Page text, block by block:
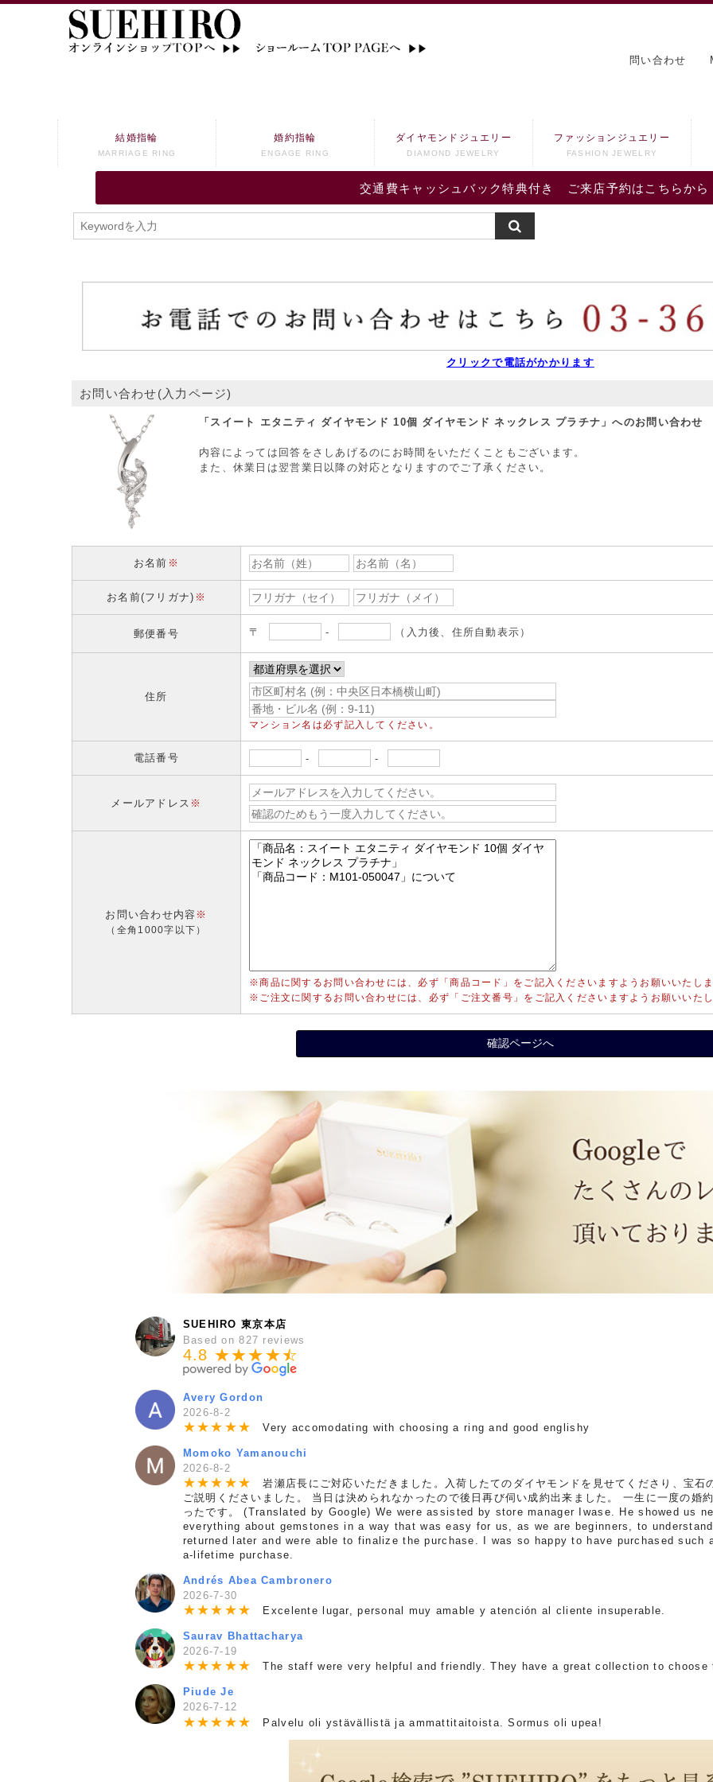
問い合わせ
交通費キャッシュバック特典付き ご来店予約はこちらから
結婚指輪
MARRIAGE RING
婚約指輪
ENGAGE RING
ダイヤモンドジュエリー
DIAMOND JEWELRY
ファッションジュエリー
FASHION JEWELRY
クリックで電話がかかります
お問い合わせ(入力ページ)
「スイート エタニティ ダイヤモンド 10個 ダイヤモンド ネックレス プラチナ」へのお問い合わせ
内容によっては回答をさしあげるのにお時間をいただくこともございます。
また、休業日は翌営業日以降の対応となりますのでご了承ください。
お名前 ※
お名前(フリガナ) ※
郵便番号 〒 - （入力後、住所自動表示）
住所
マンション名は必ず記入してください。
電話番号 - -
メールアドレス ※
お問い合わせ内容 ※
（全角1000字以下）
※商品に関するお問い合わせには、必ず「商品コード」をご記入くださいますようお願いいたしま
※ご注文に関するお問い合わせには、必ず「ご注文番号」をご記入くださいますようお願いいたし
SUEHIRO 東京本店
Based on 827 reviews
4.8 ★★★★★
☆
Avery Gordon
2026-8-2
★★★ ★★ Very accomodating with choosing a ring and good englishy
Momoko Yamanouchi
2026-8-2
★★★ ★★
岩瀬店長にご対応いただきました。入荷したてのダイヤモンドを見せてくださり、宝石
ご説明くださいました。 当日は決められなかったので後日再び伺い成約出来ました。 一生に一度の婚
ったです。 (Translated by Google) We were assisted by store manager Iwase. He showed us
everything about gemstones in a way that was easy for us, as we are beginners, to
returned later and were able to finalize the purchase. I was so happy to have purchased such
a-lifetime purchase.
Andrés Abea Cambronero
2026-7-30
★★★ ★★ Excelente lugar, personal muy amable y atención al cliente insuperable.
Saurav Bhattacharya
2026-7-19
★★★ ★★ The staff were very helpful and friendly. They have a great collection to
Piude Je
2026-7-12
★★★ ★★ Palvelu oli ystävällistä ja ammattitaitoista. Sormus oli upea!